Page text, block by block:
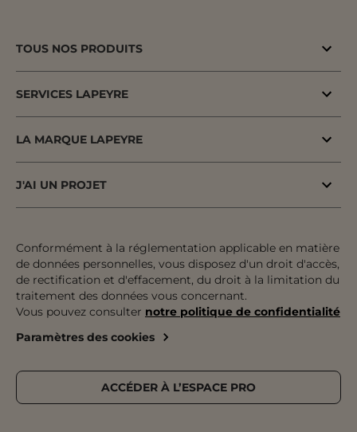
TOUS NOS PRODUITS
Cuisine & Electroménager
Salle de bains & WC
Escalier, Rampe & Main-courante
Jardin & Extérieur
Revêtement sol & mur
Équipement & Outil
SERVICES LAPEYRE
Conseil à domicile
Conseil en magasin
Financement
Le paiement en plusieurs fois
LA MARQUE LAPEYRE
Engagements pour tous
Développement durable
Recrutement
Devenez franchisé
Nos magasins
J'AI UN PROJET
Inspiration & Tendances
Préparer mon projet
Expertises & Tutoriels
Outils de configuration
Catalogue Lapeyre
Conformément à la réglementation applicable en matière
de données personnelles, vous disposez d'un droit d'accès,
de rectification et d'effacement, du droit à la limitation du
traitement des données vous concernant.
Vous pouvez consulter notre politique de confidentialité
Paramètres des cookies
ACCÉDER À L’ESPACE PRO